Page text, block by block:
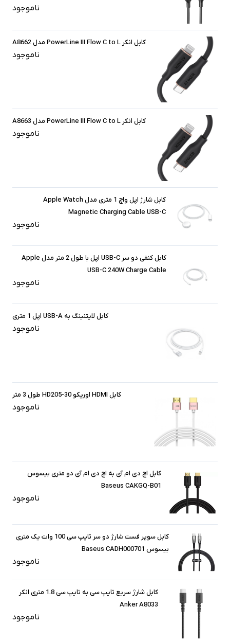
ناموجود
کابل انکر PowerLine III Flow C to L مدل A8662
ناموجود
کابل انکر PowerLine III Flow C to L مدل A8663
ناموجود
کابل شارژ اپل واچ 1 متری مدل Apple Watch
Magnetic Charging Cable USB-C
ناموجود
کابل کنفی دو سر USB-C اپل با طول 2 متر مدل Apple
USB-C 240W Charge Cable
ناموجود
کابل لایتنینگ به USB-A اپل 1 متری
ناموجود
کابل HDMI اوریکو HD205-30 طول 3 متر
ناموجود
کابل اچ‌ دی‌ ام‌ آی به اچ‌ دی‌ ام‌ آی دو متری بیسوس
Baseus CAKGQ-B01
ناموجود
کابل سوپر فست شارژ دو سر تایپ سی 100 وات یک متری
بیسوس Baseus CADH000701
ناموجود
کابل شارژ سریع تایپ سی به تایپ سی 1.8 متری انکر
Anker A8033
ناموجود